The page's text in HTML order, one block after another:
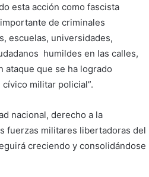
esta acción como fascista
de criminales
escuelas, universidades,
humildes en las calles,
ataque que se ha logrado
militar policial”.
nacional, derecho a la
fuerzas militares libertadoras del
creciendo y consolidándose